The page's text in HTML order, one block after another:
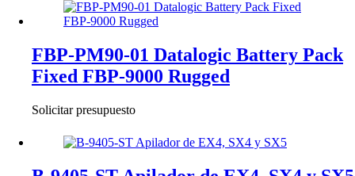
FBP-PM90-01 Datalogic Battery Pack
Fixed FBP-9000 Rugged
Solicitar presupuesto